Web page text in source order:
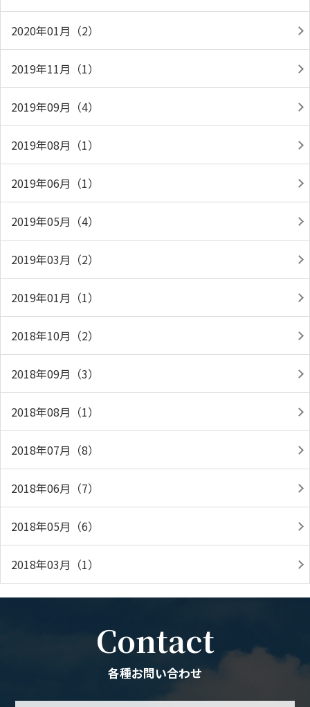
2020年01月（2）
2019年11月（1）
2019年09月（4）
2019年08月（1）
2019年06月（1）
2019年05月（4）
2019年03月（2）
2019年01月（1）
2018年10月（2）
2018年09月（3）
2018年08月（1）
2018年07月（8）
2018年06月（7）
2018年05月（6）
2018年03月（1）
Contact
各種お問い合わせ